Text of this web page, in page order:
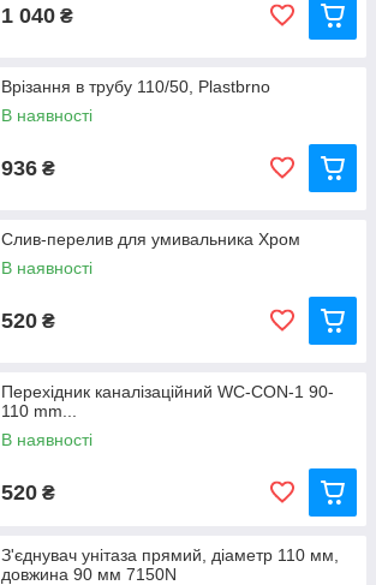
1 040 ₴
Врізання в трубу 110/50, Plastbrno
В наявності
936 ₴
Слив-перелив для умивальника Хром
В наявності
520 ₴
Перехідник каналізаційний WC-CON-1 90-
110 mm...
В наявності
520 ₴
З'єднувач унітаза прямий, діаметр 110 мм,
довжина 90 мм 7150N